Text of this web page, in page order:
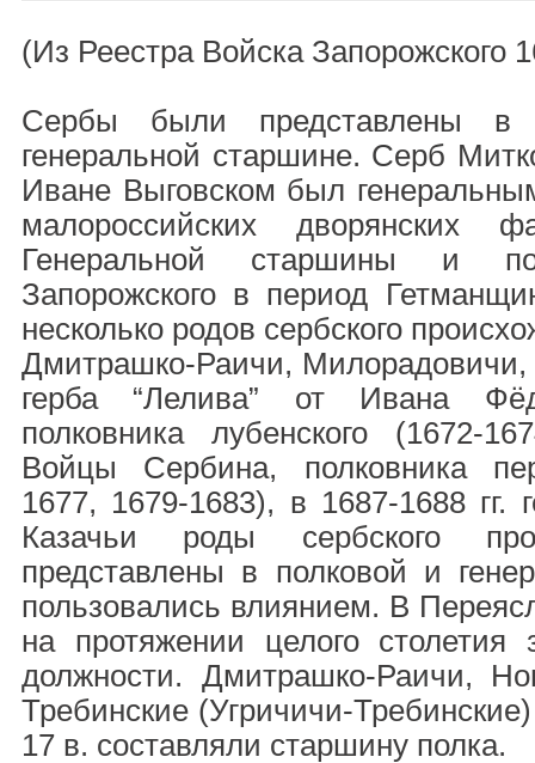
(Из Реестра Войска Запорожского
Сербы были представлены
генеральной старшине. Серб
Иване Выговском был
малороссийских дворянских
Генеральной старшины и
Запорожского в период
несколько родов сербского
Дмитрашко-Раичи,
герба “Лелива” от Ивана
полковника лубенского (1672-
Войцы Сербина, полковника
1677, 1679-1683), в 1687-1688 гг.
Казачьи роды сербского
представлены в полковой и
пользовались влиянием. В
на протяжении целого столетия
должности. Дмитрашко-Раичи,
Требинские (Угричичи-
17 в. составляли старшину полка.